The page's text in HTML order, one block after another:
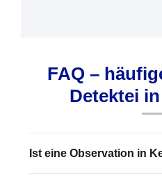
FAQ –
Detektei
Ist eine Observation in